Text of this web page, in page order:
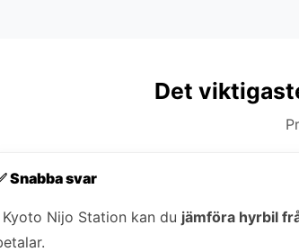
Det
Snabba svar
Kyoto Nijo Station kan du jämföra hyrbil